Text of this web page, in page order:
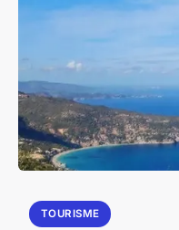
TOURISME